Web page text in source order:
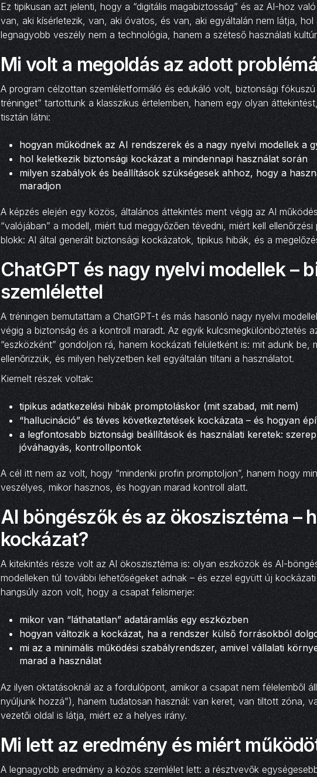
Ez tipikusan azt jelenti, hogy a “digitális magabiztosság” és az AI-hoz
van, aki kísérletezik, van, aki óvatos, és van, aki egyáltalán nem látja,
legnagyobb veszély nem a technológia, hanem a széteső használati
Mi volt a megoldás az adott
A program célzottan szemléletformáló és edukáló volt, biztonsági fókuszú
tréninget” tartottunk a klasszikus értelemben, hanem egy olyan
tisztán látni:
hogyan működnek az AI rendszerek és a nagy nyelvi modellek a
hol keletkezik biztonsági kockázat a mindennapi használat során
milyen szabályok és beállítások szükségesek ahhoz, hogy a
maradjon
A képzés elején egy közös, általános áttekintés ment végig az AI
“valójában” a modell, miért tud meggyőzően tévedni, miért kell
blokk: AI által generált biztonsági kockázatok, tipikus hibák, és a
ChatGPT és nagy nyelvi modellek –
szemlélettel
A tréningen bemutattam a ChatGPT-t és más hasonló nagy nyelvi
végig a biztonság és a kontroll maradt. Az egyik kulcsmegkülönböztetés
“eszközként” gondoljon rá, hanem kockázati felületként is: mit adunk be,
ellenőrizzük, és milyen helyzetben kell egyáltalán tiltani a használatot.
Kiemelt részek voltak:
tipikus adatkezelési hibák promptoláskor (mit szabad, mit nem)
“hallucináció” és téves következtetések kockázata – és hogyan
a legfontosabb biztonsági beállítások és használati keretek:
jóváhagyás, kontrollpontok
A cél itt nem az volt, hogy “mindenki profin promptoljon”, hanem hogy
veszélyes, mikor hasznos, és hogyan marad kontroll alatt.
AI böngészők és az ökoszisztéma –
kockázat?
A kitekintés része volt az AI ökoszisztéma is: olyan eszközök és AI-
modelleken túl további lehetőségeket adnak – és ezzel együtt új
hangsúly azon volt, hogy a csapat felismerje:
mikor van “láthatatlan” adatáramlás egy eszközben
hogyan változik a kockázat, ha a rendszer külső forrásokból
mi az a minimális működési szabályrendszer, amivel vállalati
marad a használat
Az ilyen oktatásoknál az a fordulópont, amikor a csapat nem félelemből
nyúljunk hozzá”), hanem tudatosan használ: van keret, van tiltott zóna,
vezetői oldal is látja, miért ez a helyes irány.
Mi lett az eredmény és miért
A legnagyobb eredmény a közös szemlélet lett: a résztvevők